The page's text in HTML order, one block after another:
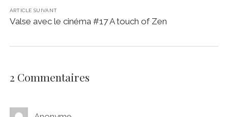
ARTICLE SUIVANT
Valse avec le cinéma #17 A touch of Zen
2 Commentaires